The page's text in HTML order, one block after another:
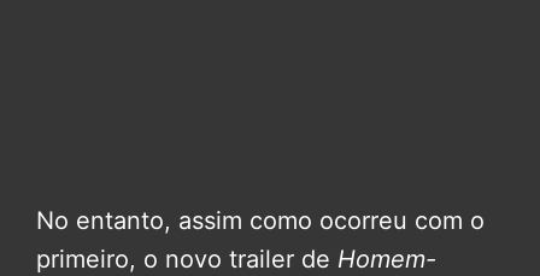
No entanto, assim como ocorreu com o
primeiro, o novo trailer de Homem-